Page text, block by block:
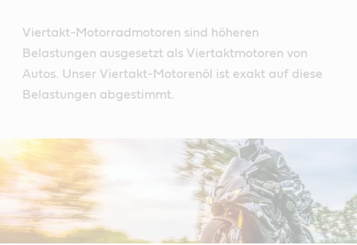
Viertakt-Motorradmotoren sind höheren
Belastungen ausgesetzt als Viertaktmotoren von
Autos. Unser Viertakt-Motorenöl ist exakt auf diese
Belastungen abgestimmt.